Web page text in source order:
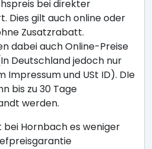
bei direkter
Dies gilt auch online oder
Zusatzrabatt.
dabei auch Online-Preise
Deutschland jedoch nur
Impressum und USt ID). DIe
bis zu 30 Tage
werden.
Hornbach es weniger